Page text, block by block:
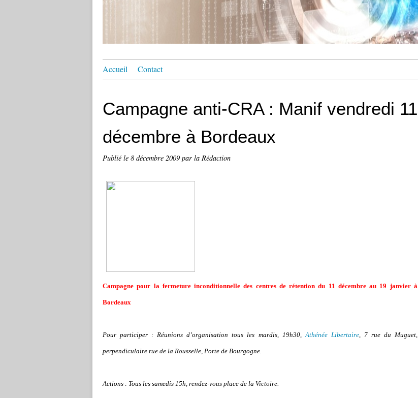
Accueil Contact
Campagne anti-CRA : Manif vendredi 11
décembre à Bordeaux
Publié le 8 décembre 2009 par la Rédaction
Campagne pour la fermeture inconditionnelle des centres de rétention du 11 décembre au 19 janvier à
Bordeaux
Pour participer : Réunions d’organisation tous les mardis, 19h30,Athénée Libertaire, 7 rue du Muguet,
perpendiculaire rue de la Rousselle, Porte de Bourgogne.
Actions : Tous les samedis 15h, rendez-vous place de la Victoire.